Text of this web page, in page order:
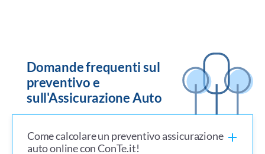
Domande frequenti sul
preventivo e
sull'Assicurazione Auto
Come calcolare un preventivo assicurazione
auto online con ConTe.it!